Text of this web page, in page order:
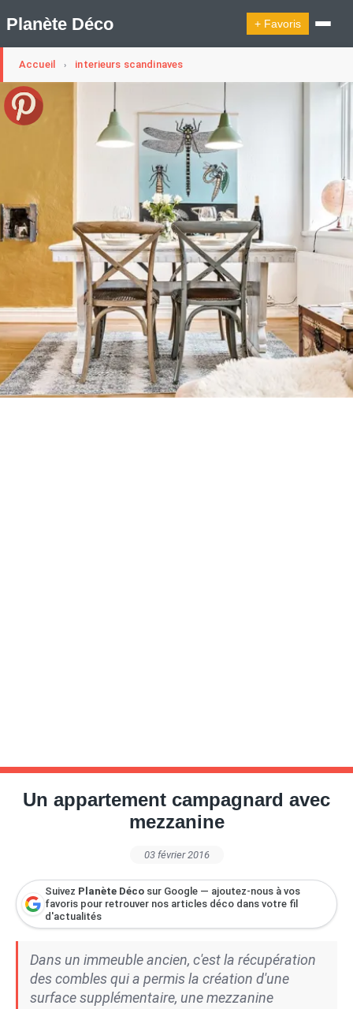
Planète Déco + Favoris
🛍︎ Shop Planète Déco ℹ︎ À propos
Cabanes
Decoration Noël
Design Suédois En Quelques Photos
Idées Déco En 10 Photos
La Semaine Décoration Et Design
Maison En Ville
Méli-Mélo Suédois
Publi Reportage
Tendance
Interieurs Scandinaves
La Décoration Selon Votre Signe Astrologique
Les Trouvailles Déco Du Jour
Loft
Maison Appartement Écologique
Maison Container/container House
Maison D'hôtes
Maison Et Appartement Vintage
On Décode La Déco
Petite Surface
Piscine Question De Style
Revue De Week End
Tiny House
Accueil › interieurs scandinaves
Un appartement campagnard avec
mezzanine
03 février 2016
Suivez Planète Déco sur Google — ajoutez-nous à vos
favoris pour retrouver nos articles déco dans votre fil
d'actualités
Dans un immeuble ancien, c'est la récupération
des combles qui a permis la création d'une
surface supplémentaire, une mezzanine